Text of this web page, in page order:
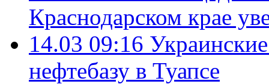
Краснодарском крае
14.03 09:16
нефтебазу в Туапсе